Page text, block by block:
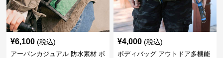
¥6,100 (税込)
アーバンカジュアル 防水素材 ボ
¥4,000 (税込)
ボディバッグ アウトドア多機能